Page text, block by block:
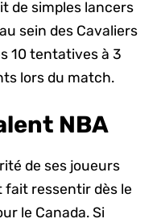
de simples lancers
sein des Cavaliers
10 tentatives à 3
lors du match.
NBA
de ses joueurs
fait ressentir dès le
le Canada. Si